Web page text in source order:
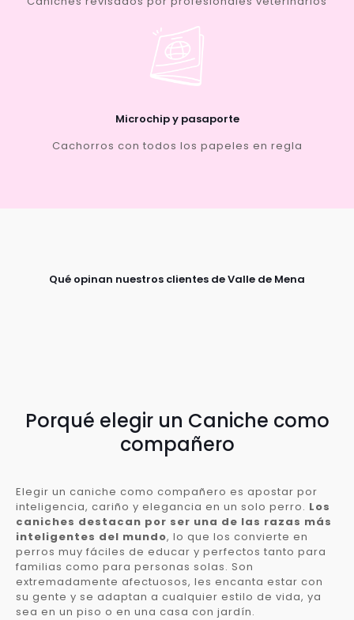
Microchip y pasaporte
Cachorros con todos los papeles en regla
Qué opinan nuestros clientes de Valle de Mena
Porqué elegir un Caniche como
compañero
Elegir un caniche como compañero es apostar por
inteligencia, cariño y elegancia en un solo perro. Los
caniches destacan por ser una de las razas más
inteligentes del mundo, lo que los convierte en
perros muy fáciles de educar y perfectos tanto para
familias como para personas solas. Son
extremadamente afectuosos, les encanta estar con
su gente y se adaptan a cualquier estilo de vida, ya
sea en un piso o en una casa con jardín.